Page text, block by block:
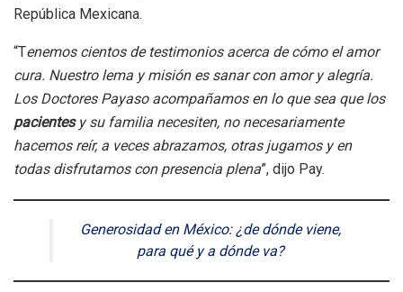
República Mexicana.
“Tenemos cientos de testimonios acerca de cómo el amor
cura. Nuestro lema y misión es sanar con amor y alegría.
Los Doctores Payaso acompañamos en lo que sea que los
pacientes y su familia necesiten, no necesariamente
hacemos reír, a veces abrazamos, otras jugamos y en
todas disfrutamos con presencia plena”, dijo Pay.
Generosidad en México: ¿de dónde viene,
para qué y a dónde va?